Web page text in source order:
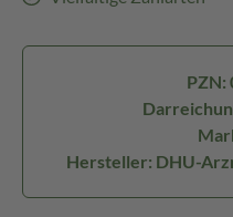
PZN:
Hersteller: DHU-